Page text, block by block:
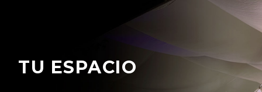
TU ESPACIO